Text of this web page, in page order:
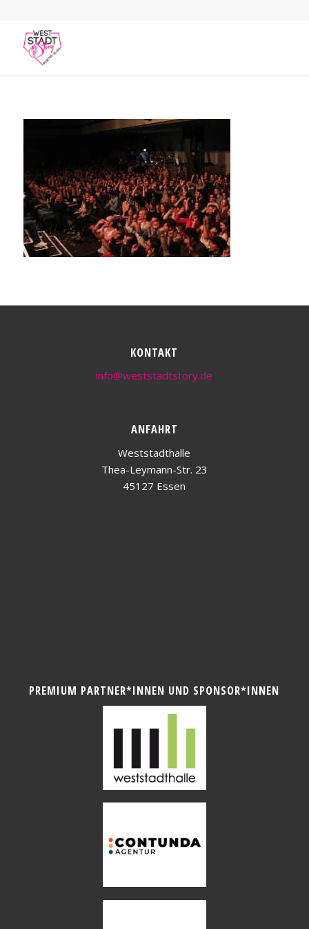
KONTAKT
info@weststadtstory.de
ANFAHRT
Weststadthalle
Thea-Leymann-Str. 23
45127 Essen
PREMIUM PARTNER*INNEN UND SPONSOR*INNEN